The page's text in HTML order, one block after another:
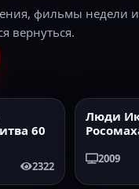
фильмы недели
вернуться.
2025 HD
2025